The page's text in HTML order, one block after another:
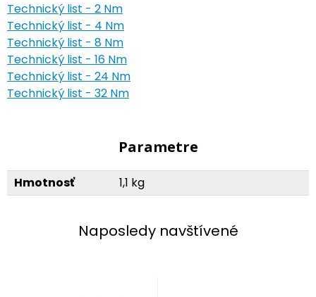
Technický list - 2 Nm
Technický list - 4 Nm
Technický list - 8 Nm
Technický list - 16 Nm
Technický list - 24 Nm
Technický list - 32 Nm
Parametre
Hmotnosť 1,1 kg
Naposledy navštívené